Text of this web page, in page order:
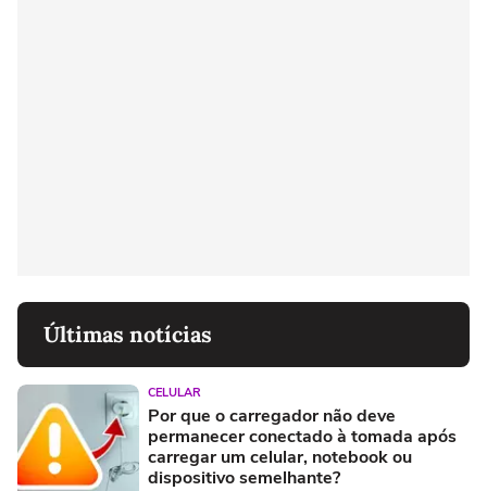
Últimas notícias
CELULAR
Por que o carregador não deve
permanecer conectado à tomada após
carregar um celular, notebook ou
dispositivo semelhante?